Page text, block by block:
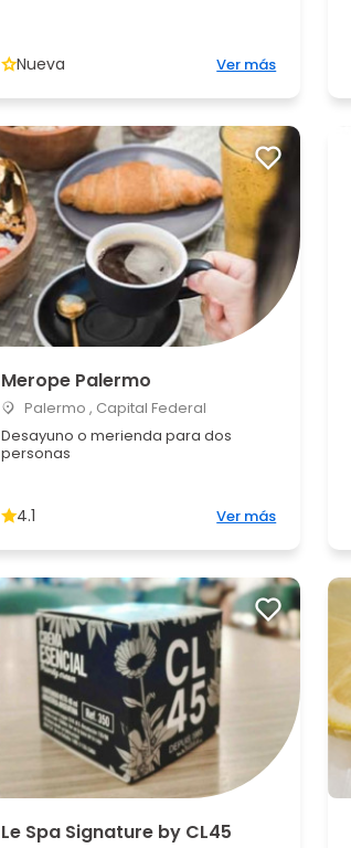
Nueva Ver más
Merope Palermo
Palermo , Capital Federal
Desayuno o merienda para dos
personas
4.1 Ver más
Le Spa Signature by CL45